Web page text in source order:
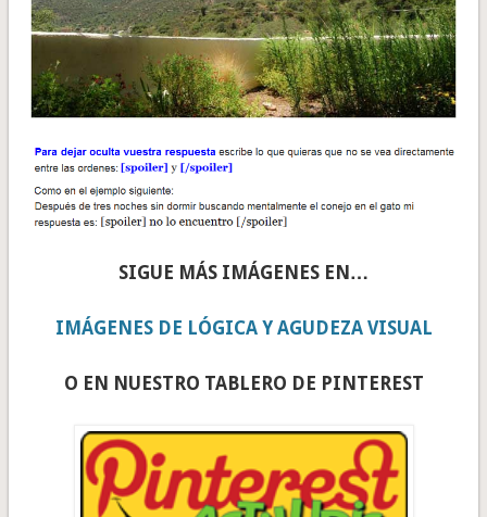
SIGUE MÁS IMÁGENES EN…
IMÁGENES DE LÓGICA Y AGUDEZA VISUAL
O EN NUESTRO TABLERO DE PINTEREST